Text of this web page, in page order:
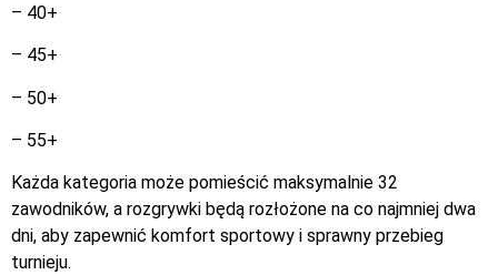
– 40+
– 45+
– 50+
– 55+
Każda kategoria może pomieścić maksymalnie 32
zawodników, a rozgrywki będą rozłożone na co najmniej dwa
dni, aby zapewnić komfort sportowy i sprawny przebieg
turnieju.